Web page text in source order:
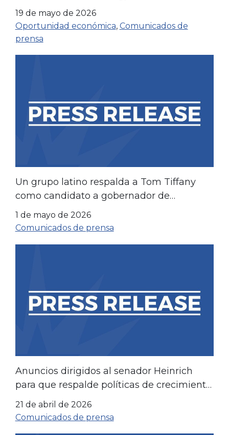
familias de Colorado a expresar su opinión
en la audiencia pública
19 de mayo de 2026
Oportunidad económica, Comunicados de
prensa
Un grupo latino respalda a Tom Tiffany
como candidato a gobernador de
Wisconsin
1 de mayo de 2026
Comunicados de prensa
Anuncios dirigidos al senador Heinrich
para que respalde políticas de crecimiento
energético que generen empleo y
oportunidades económicas
21 de abril de 2026
Comunicados de prensa